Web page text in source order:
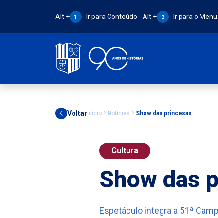
Atalho Alt + 1:
Alt + 1 Ir para Conteúdo Atalho Alt + 2:
Alt + 2 Ir para o Menu
Voltar Início Notícias Show das princesas
Cultura
Show das
Espetáculo integra a 51ª